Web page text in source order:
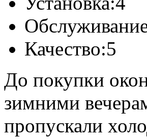
Качество:5
До покупки
зимними
пропускали